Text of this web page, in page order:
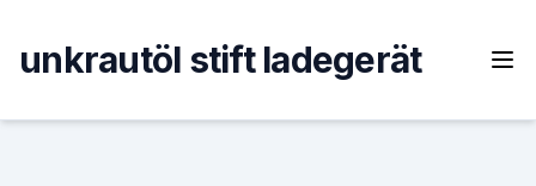
content
unkrautöl stift ladegerät